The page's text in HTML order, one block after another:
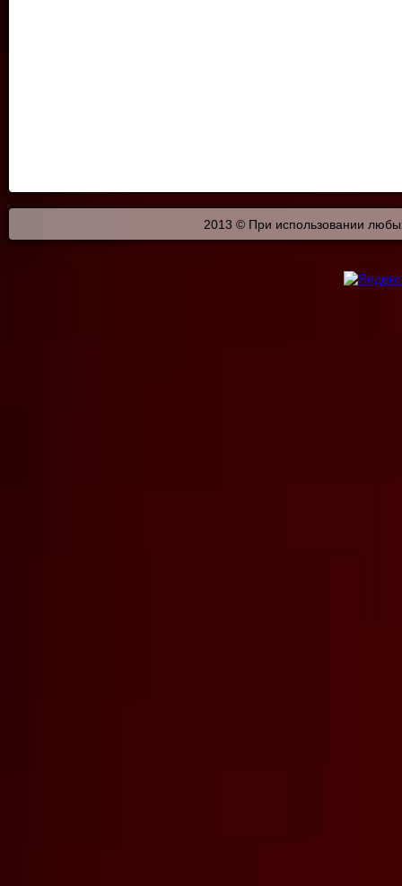
2013 © При использовании